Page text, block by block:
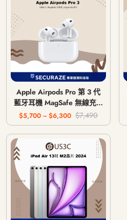
Apple Airpods Pro 第 3 代
藍牙耳機 MagSafe 無線充電
版 USB-C
$5,700 ~ $6,300 $7,490